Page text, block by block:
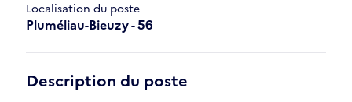
Localisation du poste
Pluméliau-Bieuzy - 56
Description du poste